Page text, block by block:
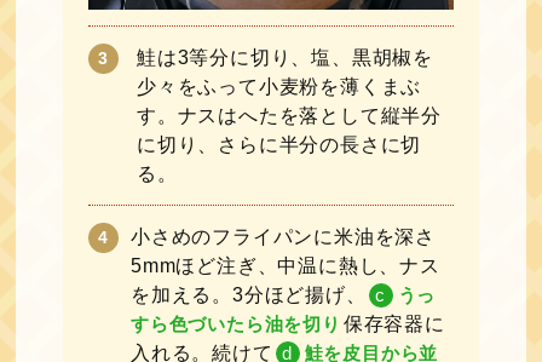
鮭は3等分に切り、塩、黒胡椒を
少々をふって小麦粉を薄くまぶ
す。ナスはへたを落として縦半分
に切り、さらに半分の長さに切
る。
小さめのフライパンに米油を深さ
5mmほど注ぎ、中温に熱し、ナス
を加える。3分ほど揚げ、
c
うっ
すら色づいたら油を切り 保存容器に
入れる。続けて d 鮭を皮目から並